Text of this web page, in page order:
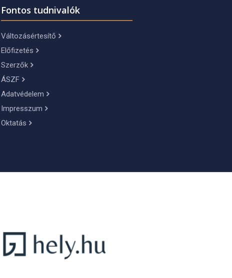
Fontos tudnivalók
Változásértesítő
Előfizetés
Szerzők
ÁSZF
Adatvédelem
Impresszum
Oktatás